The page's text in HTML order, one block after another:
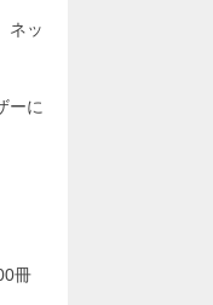
ネッ
ーに
冊